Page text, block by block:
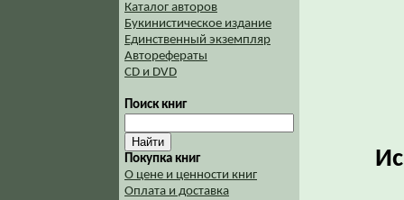
Каталог авторов
Букинистическое издание
Единственный экземпляр
Авторефераты
CD и DVD
Поиск книг
Покупка книг
О цене и ценности книг
Оплата и доставка